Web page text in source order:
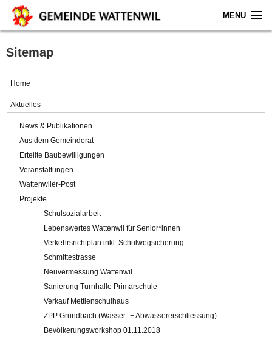
MENU
Home
Gemeinde
Verwaltung
Online-Service
Impressum
Sitemap
Home
Aktuelles
News & Publikationen
Aus dem Gemeinderat
Erteilte Baubewilligungen
Veranstaltungen
Wattenwiler-Post
Projekte
Schulsozialarbeit
Lebenswertes Wattenwil für Senior*innen
Verkehrsrichtplan inkl. Schulwegsicherung
Schmittestrasse
Neuvermessung Wattenwil
Sanierung Turnhalle Primarschule
Verkauf Mettlenschulhaus
ZPP Grundbach (Wasser- + Abwassererschliessung)
Bevölkerungsworkshop 01.11.2018